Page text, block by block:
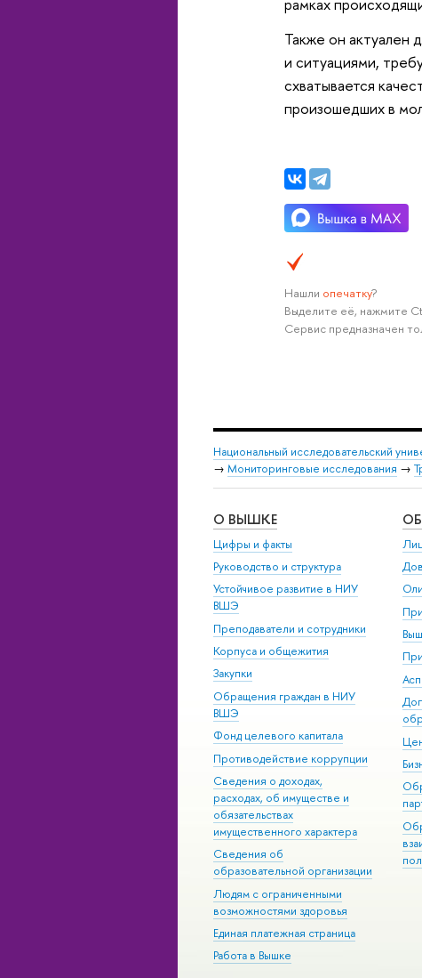
Также он актуален
и ситуациями,
схватывается
произошедших в
Нашли опечатку?
Выделите её, нажмите
Сервис предназначен
Национальный исследовательский
→ Мониторинговые исследования →
О ВЫШКЕ
Цифры и факты
Руководство и структура
Устойчивое развитие в НИУ
ВШЭ
Преподаватели и сотрудники
Корпуса и общежития
Закупки
Обращения граждан в НИУ
ВШЭ
Фонд целевого капитала
Противодействие коррупции
Сведения о доходах,
расходах, об имуществе и
обязательствах
имущественного характера
Сведения об
образовательной организации
Людям с ограниченными
возможностями здоровья
Единая платежная страница
Работа в Вышке